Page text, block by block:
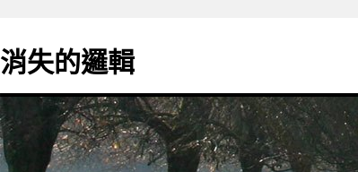
主
要
消失的邏輯